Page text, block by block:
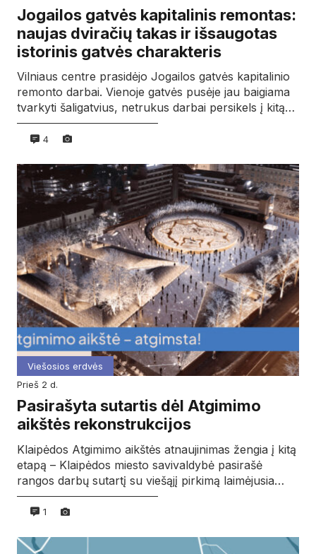
Jogailos gatvės kapitalinis remontas:
naujas dviračių takas ir išsaugotas
istorinis gatvės charakteris
Vilniaus centre prasidėjo Jogailos gatvės kapitalinio
remonto darbai. Vienoje gatvės pusėje jau baigiama
tvarkyti šaligatvius, netrukus darbai persikels į kitą…
4
Viešosios erdvės
prieš 2 d.
Pasirašyta sutartis dėl Atgimimo
aikštės rekonstrukcijos
Klaipėdos Atgimimo aikštės atnaujinimas žengia į kitą
etapą – Klaipėdos miesto savivaldybė pasirašė
rangos darbų sutartį su viešąjį pirkimą laimėjusia…
1